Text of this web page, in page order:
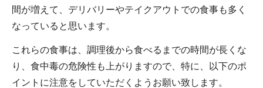
間が増えて、デリバリーやテイクアウトでの食事も多く
なっていると思います。
これらの食事は、調理後から食べるまでの時間が長くな
り、食中毒の危険性も上がりますので、特に、以下のポ
イントに注意をしていただくようお願い致します。